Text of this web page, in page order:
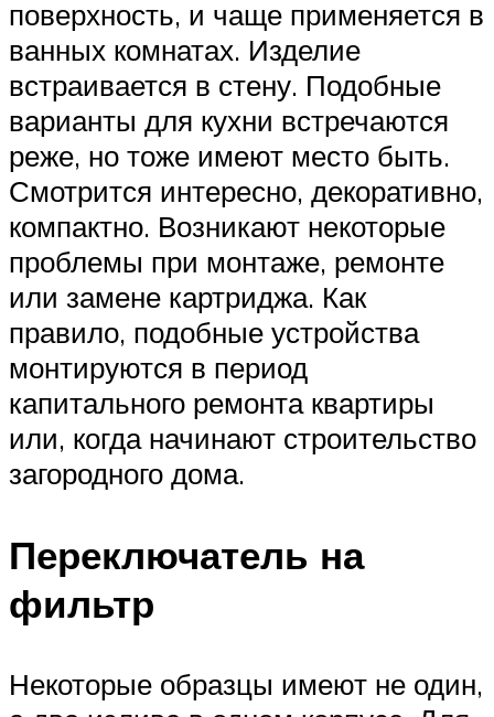
поверхность, и чаще применяется в
ванных комнатах. Изделие
встраивается в стену. Подобные
варианты для кухни встречаются
реже, но тоже имеют место быть.
Смотрится интересно, декоративно,
компактно. Возникают некоторые
проблемы при монтаже, ремонте
или замене картриджа. Как
правило, подобные устройства
монтируются в период
капитального ремонта квартиры
или, когда начинают строительство
загородного дома.
Переключатель на
фильтр
Некоторые образцы имеют не один,